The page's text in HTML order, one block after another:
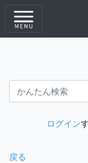
ログイン
戻る